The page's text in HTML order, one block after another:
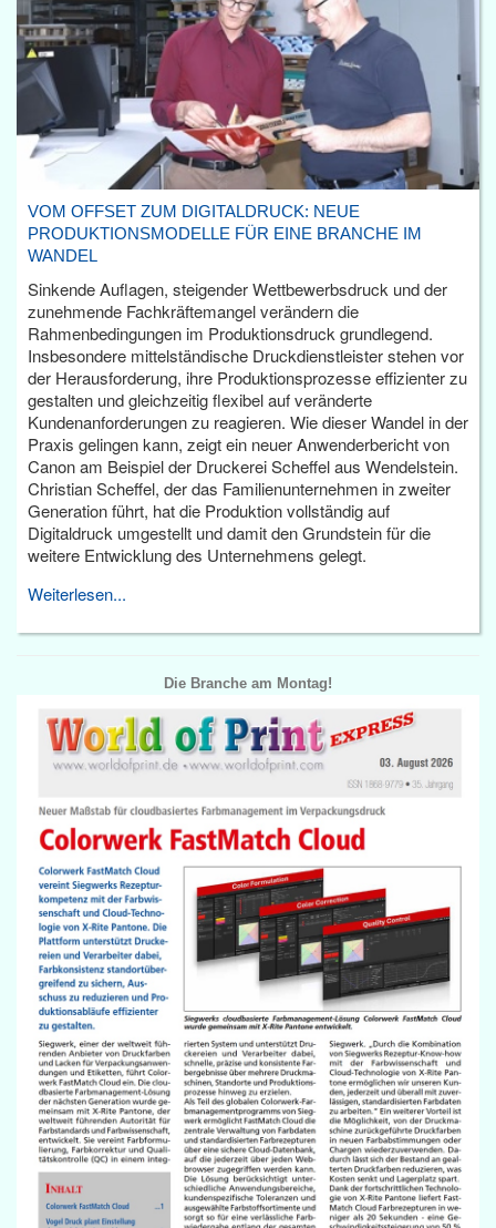
VOM OFFSET ZUM DIGITALDRUCK: NEUE
PRODUKTIONSMODELLE FÜR EINE BRANCHE IM
WANDEL
Sinkende Auflagen, steigender Wettbewerbsdruck und der
zunehmende Fachkräftemangel verändern die
Rahmenbedingungen im Produktionsdruck grundlegend.
Insbesondere mittelständische Druckdienstleister stehen vor
der Herausforderung, ihre Produktionsprozesse effizienter zu
gestalten und gleichzeitig flexibel auf veränderte
Kundenanforderungen zu reagieren. Wie dieser Wandel in der
Praxis gelingen kann, zeigt ein neuer Anwenderbericht von
Canon am Beispiel der Druckerei Scheffel aus Wendelstein.
Christian Scheffel, der das Familienunternehmen in zweiter
Generation führt, hat die Produktion vollständig auf
Digitaldruck umgestellt und damit den Grundstein für die
weitere Entwicklung des Unternehmens gelegt.
Weiterlesen...
Die Branche am Montag!